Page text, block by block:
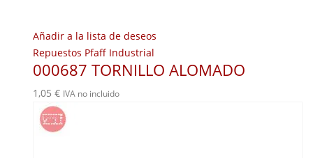
Añadir a la lista de deseos
Repuestos Pfaff Industrial
000687 TORNILLO ALOMADO
1,05 € IVA no incluido